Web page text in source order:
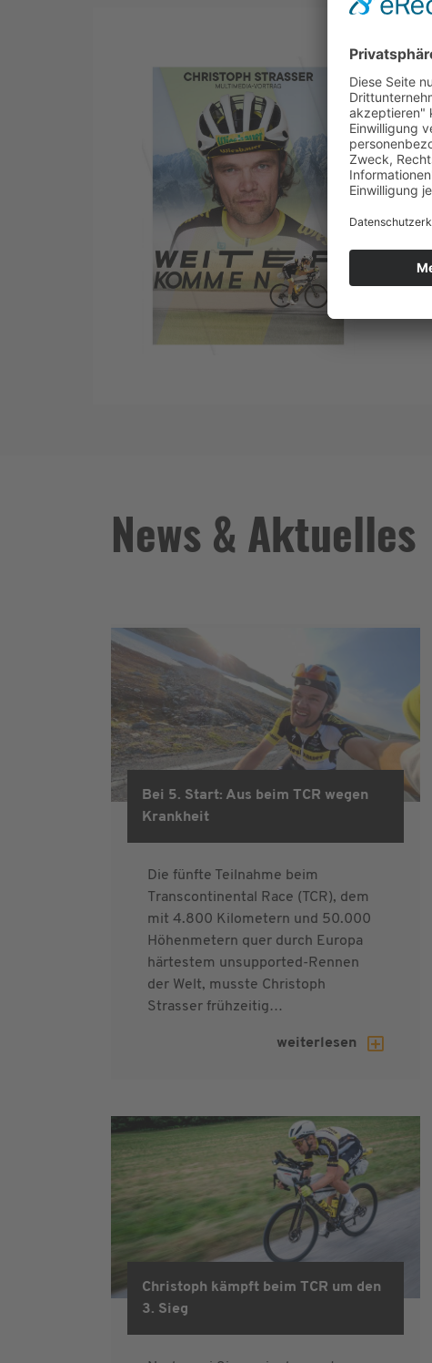
News & Aktuelles
Bei 5. Start: Aus beim TCR wegen
Krankheit
Die fünfte Teilnahme beim
Transcontinental Race (TCR), dem
mit 4.800 Kilometern und 50.000
Höhenmetern quer durch Europa
härtestem unsupported-Rennen
der Welt, musste Christoph
Strasser frühzeitig…
weiterlesen
Christoph kämpft beim TCR um den
3. Sieg